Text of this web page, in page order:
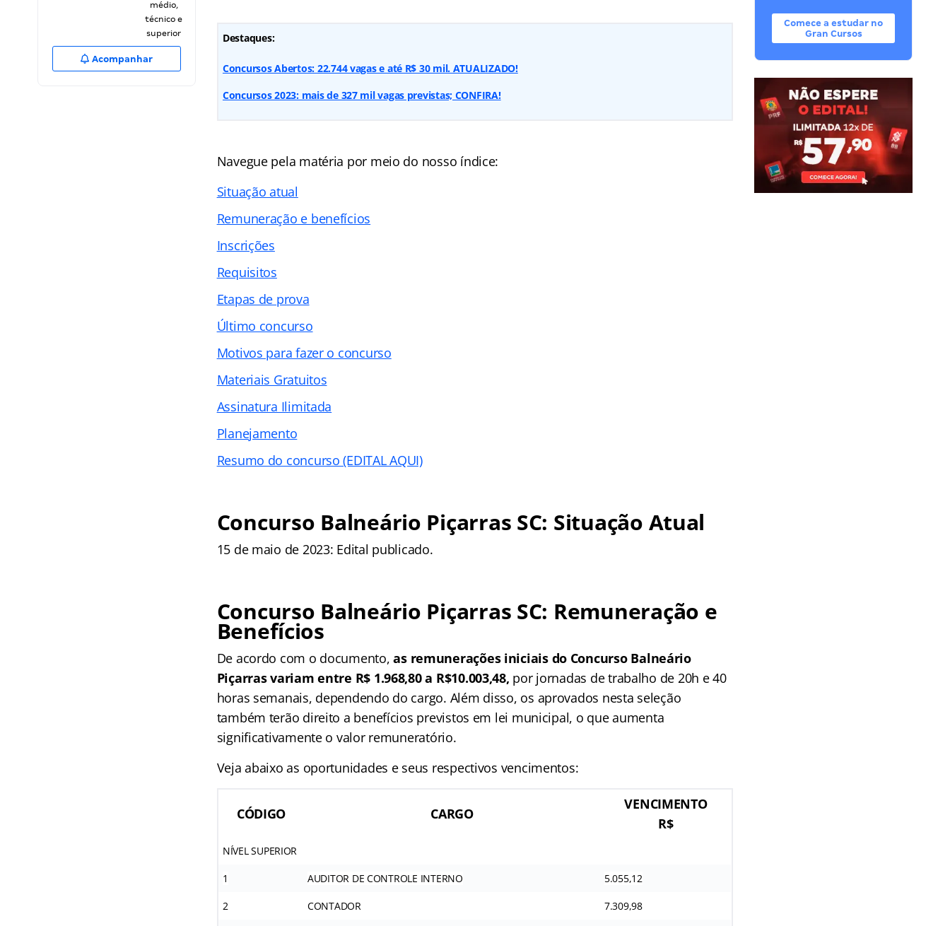
médio,
técnico e
superior
Acompanhar
Destaques:
Concursos Abertos: 22.744 vagas e até R$ 30 mil. ATUALIZADO!
Concursos 2023: mais de 327 mil vagas previstas; CONFIRA!
Navegue pela matéria por meio do nosso índice:
Situação atual
Remuneração e benefícios
Inscrições
Requisitos
Etapas de prova
Último concurso
Motivos para fazer o concurso
Materiais Gratuitos
Assinatura Ilimitada
Planejamento
Resumo do concurso (EDITAL AQUI)
Concurso Balneário Piçarras SC: Situação Atual
15 de maio de 2023: Edital publicado.
Concurso Balneário Piçarras SC: Remuneração e
Benefícios
De acordo com o documento,as remunerações iniciais do Concurso Balneário
Piçarras variam entre R$ 1.968,80 a R$10.003,48, por jornadas de trabalho de 20h e 40
horas semanais, dependendo do cargo. Além disso, os aprovados nesta seleção
também terão direito a benefícios previstos em lei municipal, o que aumenta
significativamente o valor remuneratório.
Veja abaixo as oportunidades e seus respectivos vencimentos:
CÓDIGO CARGO
VENCIMENTO
R$
NÍVEL SUPERIOR
1 AUDITOR DE CONTROLE INTERNO 5.055,12
2 CONTADOR 7.309,98
Comece a estudar no
Gran Cursos